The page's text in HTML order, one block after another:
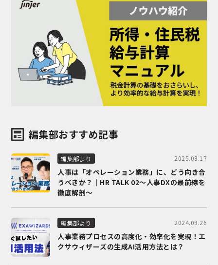
編集部おすすめ記事
編集部より 2025.03.17
人事は「オペレーション業務」に、どう向き合
うべきか？｜HR TALK 02～人事DXの最前線を
徹底解剖～
編集部より 2024.09.26
人事業務プロセスの高度化・効率化を実現！エ
クサウィザーズの生成AI活用方法とは？